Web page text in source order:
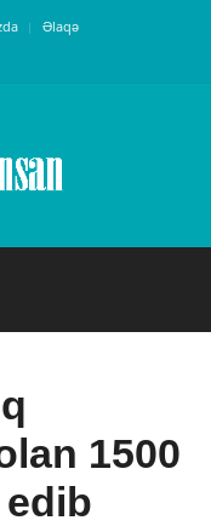
Əlaqə
1500